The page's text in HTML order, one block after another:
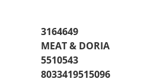
3164649
MEAT & DORIA
5510543
8033419515096